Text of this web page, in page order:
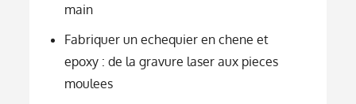
main
Fabriquer un echequier en chene et
epoxy : de la gravure laser aux pieces
moulees